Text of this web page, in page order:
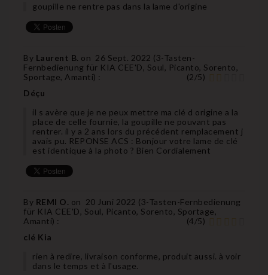
goupille ne rentre pas dans la lame d'origine
By Laurent B. on 26 Sept. 2022 (3-Tasten-
Fernbedienung für KIA CEE'D, Soul, Picanto, Sorento,
Sportage, Amanti) : (2/5)
Déçu
il s avère que je ne peux mettre ma clé d origine a la
place de celle fournie, la goupille ne pouvant pas
rentrer. il y a 2 ans lors du précédent remplacement j
avais pu. REPONSE ACS : Bonjour votre lame de clé
est identique à la photo ? Bien Cordialement
By REMI O. on 20 Juni 2022 (3-Tasten-Fernbedienung
für KIA CEE'D, Soul, Picanto, Sorento, Sportage,
Amanti) : (4/5)
clé Kia
rien à redire, livraison conforme, produit aussi. à voir
dans le temps et à l'usage.